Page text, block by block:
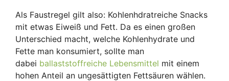
Als Faustregel gilt also: Kohlenhdratreiche Snacks
mit etwas Eiweiß und Fett. Da es einen großen
Unterschied macht, welche Kohlenhydrate und
Fette man konsumiert, sollte man
dabei ballaststoffreiche Lebensmittel mit einem
hohen Anteil an ungesättigten Fettsäuren wählen.